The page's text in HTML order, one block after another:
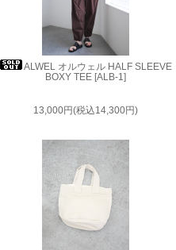
ALWEL オルウェル HALF SLEEVE
BOXY TEE [ALB-1]
13,000円(税込14,300円)